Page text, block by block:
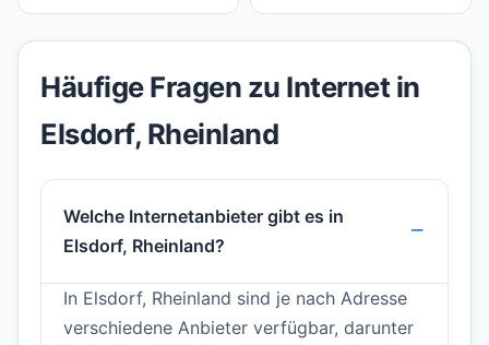
Häufige Fragen zu Internet in
Elsdorf, Rheinland
Welche Internetanbieter gibt es in
Elsdorf, Rheinland?
In Elsdorf, Rheinland sind je nach Adresse
verschiedene Anbieter verfügbar, darunter